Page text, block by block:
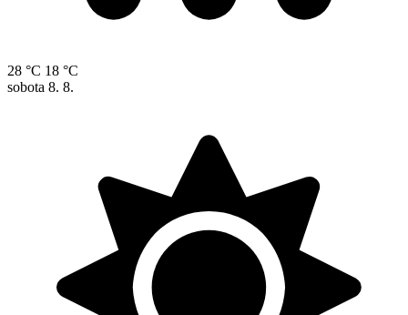
28 °C 18 °C
sobota 8. 8.